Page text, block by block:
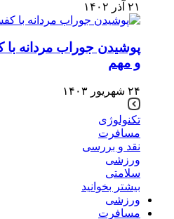
۲۱ آذر ۱۴۰۲
پوشیدن جوراب مردانه
و مهم
۲۴ شهریور ۱۴۰۳
تکنولوژی
مسافرت
نقد و بررسی
ورزشی
سلامتی
بیشتر بخوانید
ورزشی
مسافرت